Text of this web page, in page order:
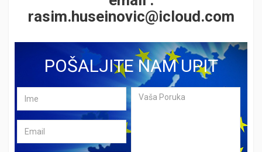
rasim.huseinovic@icloud.com
POŠALJITE NAM UPIT